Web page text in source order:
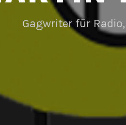
Gagwriter für